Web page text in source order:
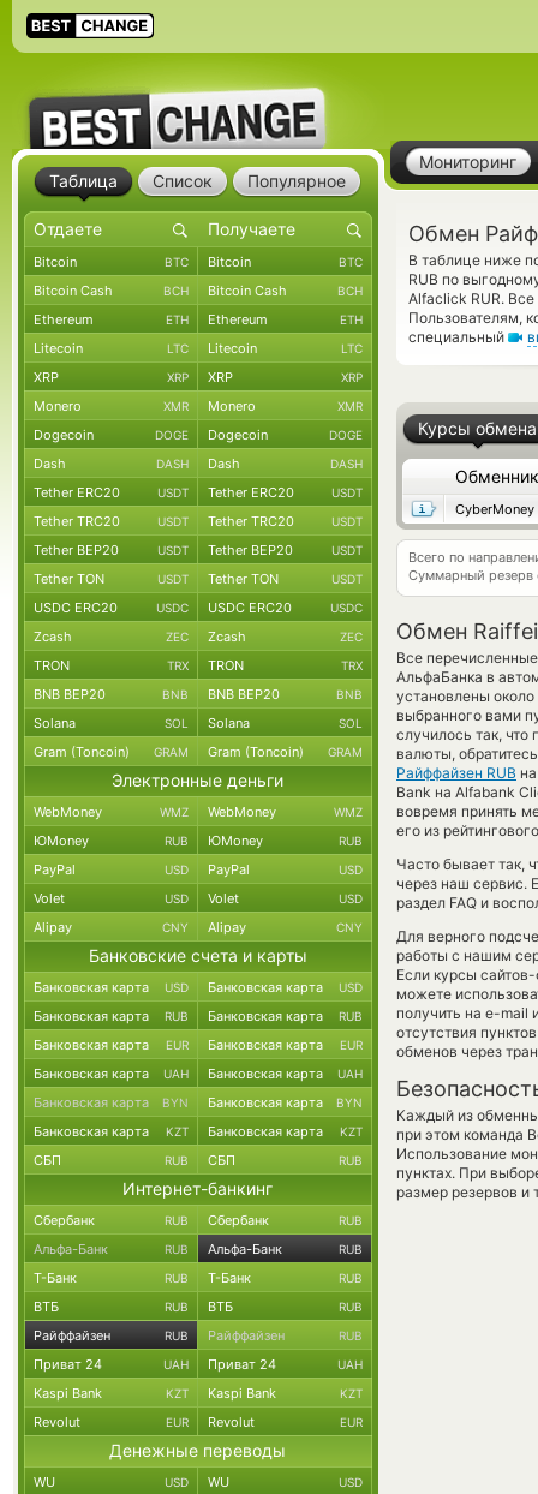
Мониторинг
Обмен
В таблице ниже
RUB по
Alfaclick RUR.
Пользователям,
специальный
Курсы обмена
Обменник
CyberMoney
Всего по
Суммарный резерв
Обмен
Все
АльфаБанка в
установлены
выбранного вами
случилось так,
валюты,
Райффайзен RUB
Bank на Alfabank
вовремя принять
его из
Часто бывает так,
через наш сервис.
раздел FAQ и
Для верного
работы с нашим
Если курсы
можете
получить на e-mail
отсутствия
обменов через
Каждый из
при этом команда
Использование
пунктах. При
размер резервов и
Таблица Список Популярное
Bitcoin BTC Bitcoin BTC
Bitcoin Cash BCH Bitcoin Cash BCH
Ethereum ETH Ethereum ETH
Litecoin LTC Litecoin LTC
XRP XRP XRP XRP
Monero XMR Monero XMR
Dogecoin DOGE Dogecoin DOGE
Dash DASH Dash DASH
Tether ERC20 USDT Tether ERC20 USDT
Tether TRC20 USDT Tether TRC20 USDT
Tether BEP20 USDT Tether BEP20 USDT
Tether TON USDT Tether TON USDT
USDC ERC20 USDC USDC ERC20 USDC
Zcash ZEC Zcash ZEC
TRON TRX TRON TRX
BNB BEP20 BNB BNB BEP20 BNB
Solana SOL Solana SOL
Gram (Toncoin) GRAM Gram (Toncoin) GRAM
Электронные деньги
WebMoney WMZ WebMoney WMZ
ЮMoney RUB ЮMoney RUB
PayPal USD PayPal USD
Volet USD Volet USD
Alipay CNY Alipay CNY
Банковские счета и карты
Банковская карта USD Банковская карта USD
Банковская карта RUB Банковская карта RUB
Банковская карта EUR Банковская карта EUR
Банковская карта UAH Банковская карта UAH
Банковская карта BYN Банковская карта BYN
Банковская карта KZT Банковская карта KZT
СБП RUB СБП RUB
Интернет-банкинг
Сбербанк RUB Сбербанк RUB
Альфа-Банк RUB Альфа-Банк RUB
Т-Банк RUB Т-Банк RUB
ВТБ RUB ВТБ RUB
Райффайзен RUB Райффайзен RUB
Приват 24 UAH Приват 24 UAH
Kaspi Bank KZT Kaspi Bank KZT
Revolut EUR Revolut EUR
Денежные переводы
WU USD WU USD